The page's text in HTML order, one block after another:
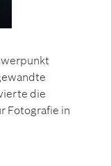
die
Fotografie in